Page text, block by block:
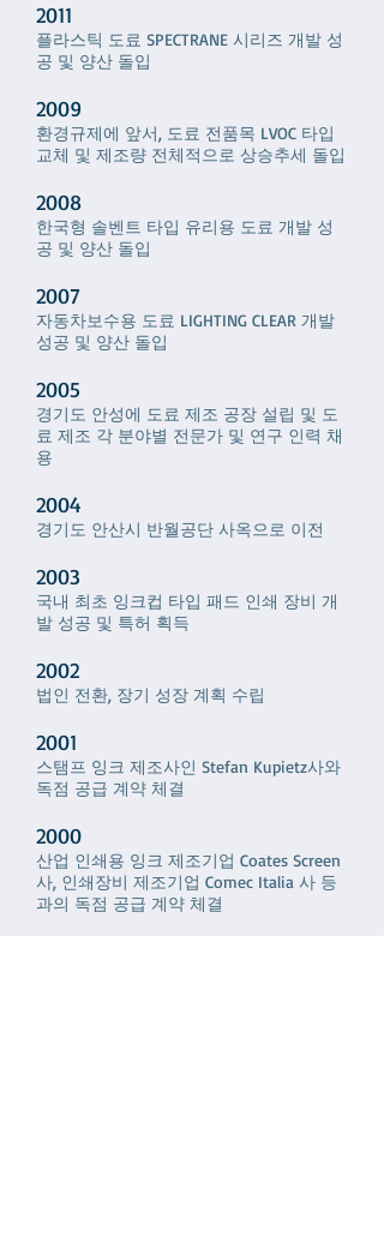
2011
플라스틱 도료 SPECTRANE 시리즈 개발 성
공 및 양산 돌입
2009
환경규제에 앞서, 도료 전품목 LVOC 타입
교체 및 제조량 전체적으로 상승추세 돌입
2008
한국형 솔벤트 타입 유리용 도료 개발 성
공 및 양산 돌입
2007
자동차보수용 도료 LIGHTING CLEAR 개발
성공 및 양산 돌입
2005
경기도 안성에 도료 제조 공장 설립 및 도
료 제조 각 분야별 전문가 및 연구 인력 채
용
2004
경기도 안산시 반월공단 사옥으로 이전
2003
국내 최초 잉크컵 타입 패드 인쇄 장비 개
발 성공 및 특허 획득
2002
법인 전환, 장기 성장 계획 수립
2001
스탬프 잉크 제조사인 Stefan Kupietz사와
독점 공급 계약 체결
2000
산업 인쇄용 잉크 제조기업 Coates Screen
사, 인쇄장비 제조기업 Comec Italia 사 등
과의 독점 공급 계약 체결